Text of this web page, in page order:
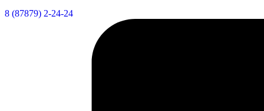
8 (87879) 2-24-24